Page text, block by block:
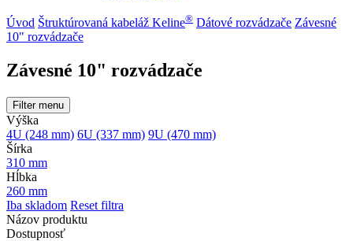
Úvod Štruktúrovaná kabeláž Keline® Dátové rozvádzače Závesné
10" rozvádzače
Závesné 10" rozvádzače
Filter menu
Výška
4U (248 mm) 6U (337 mm) 9U (470 mm)
Šírka
310 mm
Hĺbka
260 mm
Iba skladom Reset filtra
Názov produktu
Dostupnosť